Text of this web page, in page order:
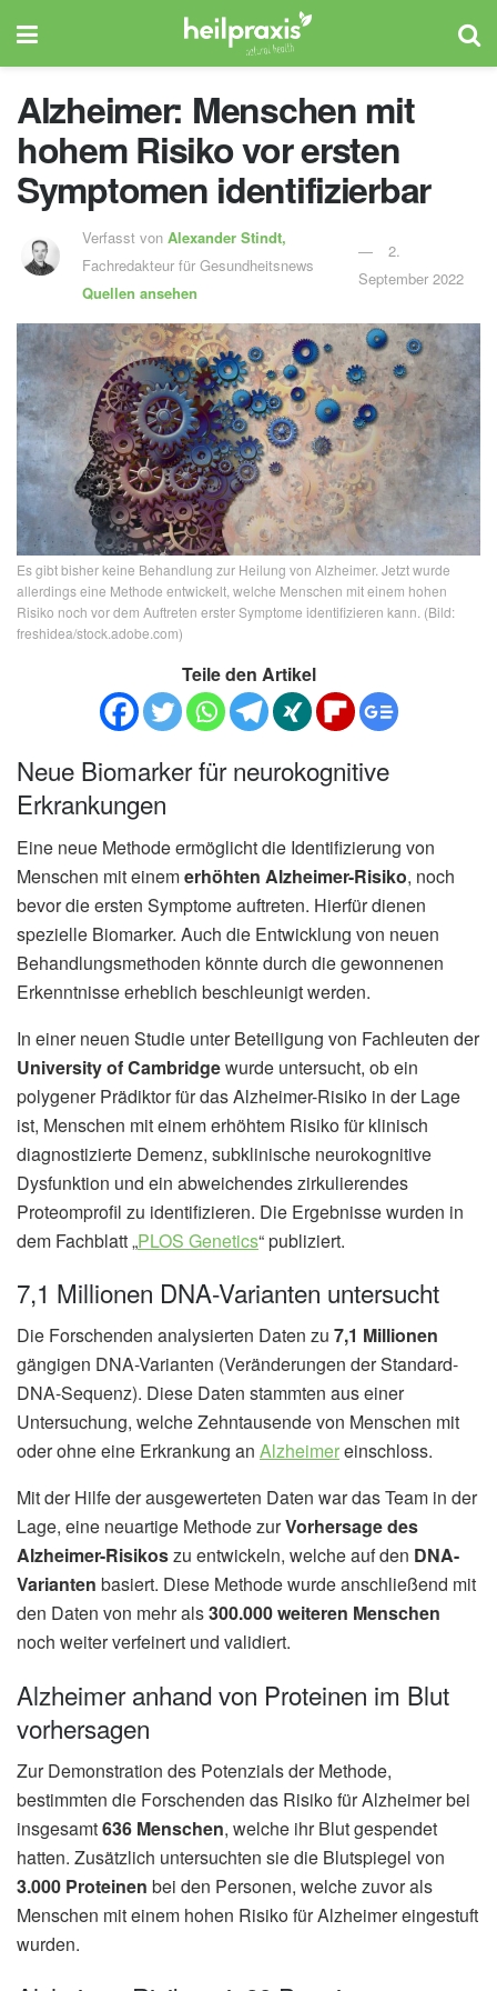
Alzheimer: Menschen mit
hohem Risiko vor ersten
Symptomen identifizierbar
Verfasst vonAlexander Stindt,
Fachredakteur für Gesundheitsnews
Quellen ansehen
2.
September 2022
Es gibt bisher keine Behandlung zur Heilung von Alzheimer. Jetzt wurde
allerdings eine Methode entwickelt, welche Menschen mit einem hohen
Risiko noch vor dem Auftreten erster Symptome identifizieren kann. (Bild:
freshidea/stock.adobe.com)
Teile den Artikel
Neue Biomarker für neurokognitive
Erkrankungen
Eine neue Methode ermöglicht die Identifizierung von
Menschen mit einemerhöhten Alzheimer-Risiko, noch
bevor die ersten Symptome auftreten. Hierfür dienen
spezielle Biomarker. Auch die Entwicklung von neuen
Behandlungsmethoden könnte durch die gewonnenen
Erkenntnisse erheblich beschleunigt werden.
In einer neuen Studie unter Beteiligung von Fachleuten der
University of Cambridgewurde untersucht, ob ein
polygener Prädiktor für das Alzheimer-Risiko in der Lage
ist, Menschen mit einem erhöhtem Risiko für klinisch
diagnostizierte Demenz, subklinische neurokognitive
Dysfunktion und ein abweichendes zirkulierendes
Proteomprofil zu identifizieren. Die Ergebnisse wurden in
dem Fachblatt „PLOS Genetics“ publiziert.
7,1 Millionen DNA-Varianten untersucht
Die Forschenden analysierten Daten zu 7,1 Millionen
gängigen DNA-Varianten (Veränderungen der Standard-
DNA-Sequenz). Diese Daten stammten aus einer
Untersuchung, welche Zehntausende von Menschen mit
oder ohne eine Erkrankung an Alzheimereinschloss.
Mit der Hilfe der ausgewerteten Daten war das Team in der
Lage, eine neuartige Methode zurVorhersage des
Alzheimer-Risikoszu entwickeln, welche auf den DNA-
Varianten basiert. Diese Methode wurde anschließend mit
den Daten von mehr als300.000 weiteren Menschen
noch weiter verfeinert und validiert.
Alzheimer anhand von Proteinen im Blut
vorhersagen
Zur Demonstration des Potenzials der Methode,
bestimmten die Forschenden das Risiko für Alzheimer bei
insgesamt636 Menschen, welche ihr Blut gespendet
hatten. Zusätzlich untersuchten sie die Blutspiegel von
3.000 Proteinen bei den Personen, welche zuvor als
Menschen mit einem hohen Risiko für Alzheimer eingestuft
wurden.